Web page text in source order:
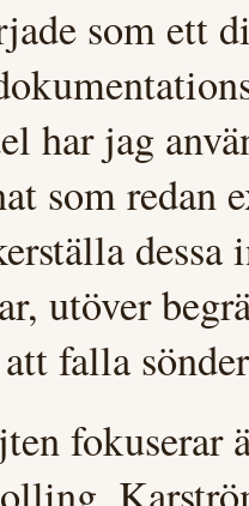
som ett
har jag
som redan
utöver
att falla
fokuserar